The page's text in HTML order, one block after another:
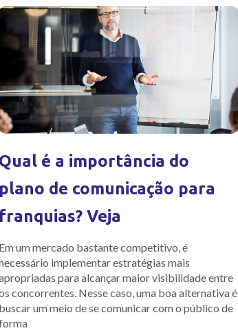
Qual é a importância do
plano de comunicação para
franquias? Veja
Em um mercado bastante competitivo, é
implementar estratégias mais
para alcançar maior visibilidade entre
concorrentes. Nesse caso, uma boa alternativa é
buscar um meio de se comunicar com o público de